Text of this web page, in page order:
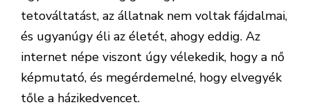
tetováltatást, az állatnak nem voltak fájdalmai,
és ugyanúgy éli az életét, ahogy eddig. Az
internet népe viszont úgy vélekedik, hogy a nő
képmutató, és megérdemelné, hogy elvegyék
tőle a házikedvencet.